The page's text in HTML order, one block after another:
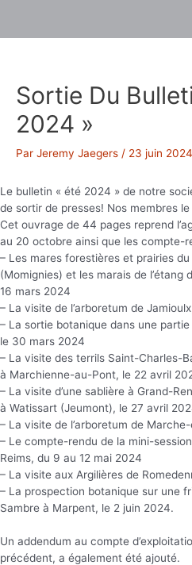
contenu
Sortie Du
2024 »
Par Jeremy Jaegers / 23 juin 2024
Le bulletin « été 2024 » de notre
de sortir de presses! Nos membres
Cet ouvrage de 44 pages reprend
au 20 octobre ainsi que les compte-
– Les mares forestières et prairies
(Momignies) et les marais de l’étang
16 mars 2024
– La visite de l’arboretum de
– La sortie botanique dans une
le 30 mars 2024
– La visite des terrils Saint-Charles-
à Marchienne-au-Pont, le 22 avril
– La visite d’une sablière à Grand-
à Watissart (Jeumont), le 27 avril
– La visite de l’arboretum de
– Le compte-rendu de la mini-
Reims, du 9 au 12 mai 2024
– La visite aux Argilières de
– La prospection botanique sur une
Sambre à Marpent, le 2 juin 2024.
Un addendum au compte
précédent, a également été ajouté.